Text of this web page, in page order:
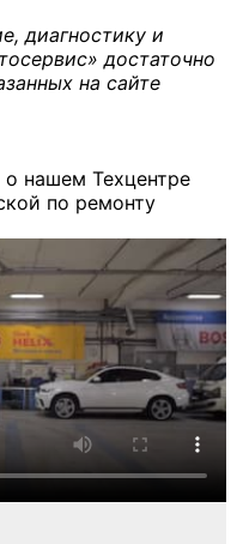
диагностику и
достаточно
на сайте
нашем Техцентре
по ремонту